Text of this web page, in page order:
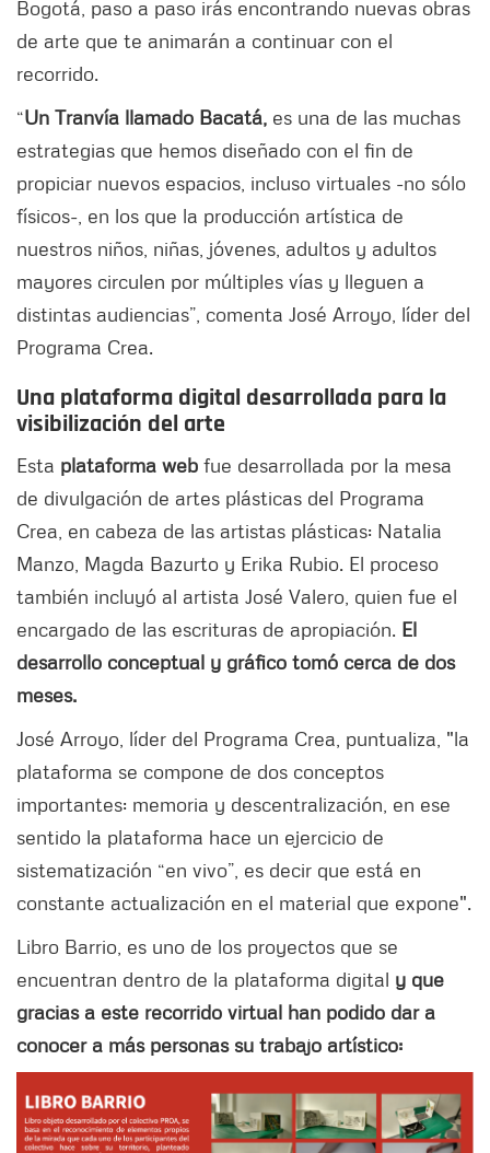
Bogotá, paso a paso irás encontrando nuevas obras
de arte que te animarán a continuar con el
recorrido.
“Un Tranvía llamado Bacatá, es una de las muchas
estrategias que hemos diseñado con el fin de
propiciar nuevos espacios, incluso virtuales -no sólo
físicos-, en los que la producción artística de
nuestros niños, niñas, jóvenes, adultos y adultos
mayores circulen por múltiples vías y lleguen a
distintas audiencias”, comenta José Arroyo, líder del
Programa Crea.
Una plataforma digital desarrollada para la
visibilización del arte
Esta plataforma web fue desarrollada por la mesa
de divulgación de artes plásticas del Programa
Crea, en cabeza de las artistas plásticas: Natalia
Manzo, Magda Bazurto y Erika Rubio. El proceso
también incluyó al artista José Valero, quien fue el
encargado de las escrituras de apropiación. El
desarrollo conceptual y gráfico tomó cerca de dos
meses.
José Arroyo, líder del Programa Crea, puntualiza, "la
plataforma se compone de dos conceptos
importantes: memoria y descentralización, en ese
sentido la plataforma hace un ejercicio de
sistematización “en vivo”, es decir que está en
constante actualización en el material que expone".
Libro Barrio, es uno de los proyectos que se
encuentran dentro de la plataforma digital y que
gracias a este recorrido virtual han podido dar a
conocer a más personas su trabajo artístico: